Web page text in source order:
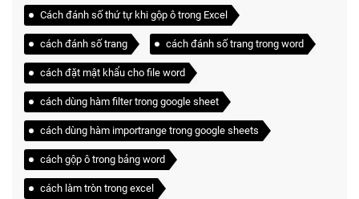
Cách đánh số thứ tự khi gộp ô trong Excel
cách đánh số trang cách đánh số trang trong word
cách đặt mật khẩu cho file word
cách dùng hàm filter trong google sheet
cách dùng hàm importrange trong google sheets
cách gộp ô trong bảng word
cách làm tròn trong excel